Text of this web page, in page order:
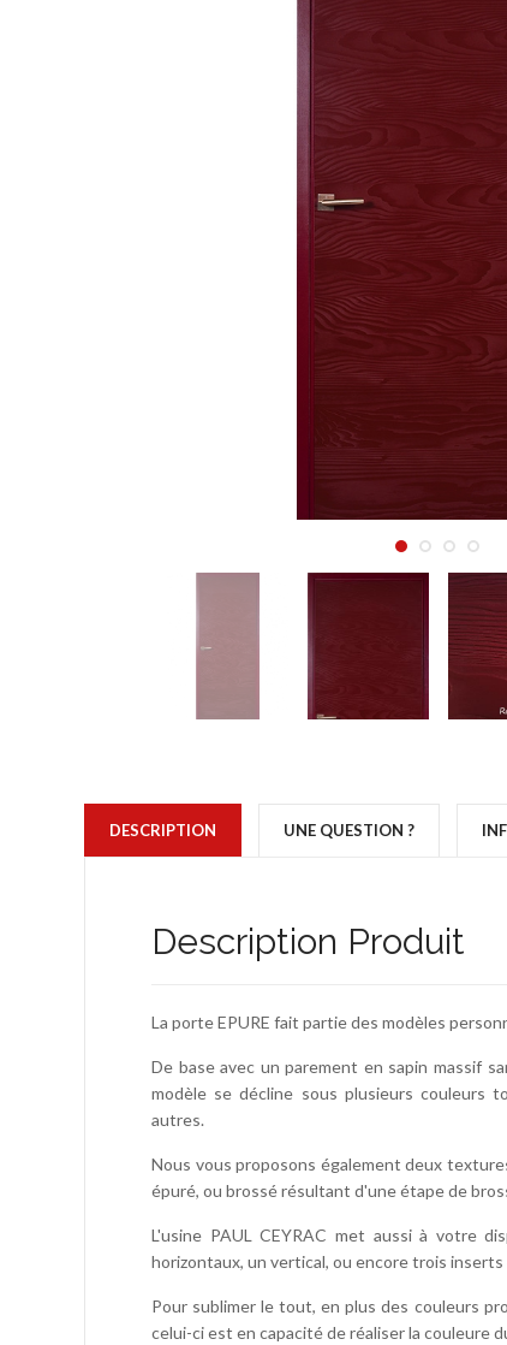
DESCRIPTION UNE QUESTION ?
Description Produit
La porte EPURE fait partie des modèles
De base avec un parement en sapin massif
modèle se décline sous plusieurs couleurs
autres.
Nous vous proposons également deux
épuré, ou brossé résultant d'une étape de
L'usine PAUL CEYRAC met aussi à votre
horizontaux, un vertical, ou encore trois inserts
Pour sublimer le tout, en plus des couleurs
celui-ci est en capacité de réaliser la couleure